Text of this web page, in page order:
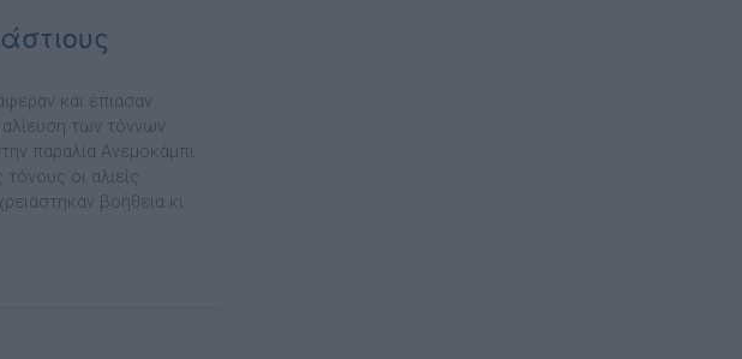
και έπιασαν
των τόννων
παραλία Ανεμοκάμπι.
οι αλιείς
βοήθεια κι